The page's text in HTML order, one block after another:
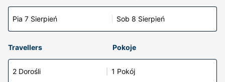
Pia 7 Sierpień Sob 8 Sierpień
Travellers Pokoje
2 Dorośli 1 Pokój